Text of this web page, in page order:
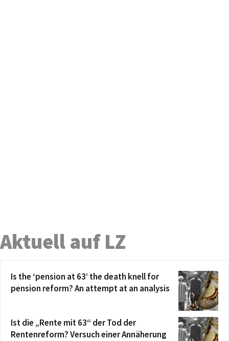
Aktuell auf LZ
Is the ‘pension at 63’ the death knell for
pension reform? An attempt at an analysis
Ist die „Rente mit 63“ der Tod der
Rentenreform? Versuch einer Annäherung